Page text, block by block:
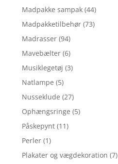
Madpakke sampak (44)
Madpakketilbehør (73)
Madrasser (94)
Mavebælter (6)
Musiklegetøj (3)
Natlampe (5)
Nusseklude (27)
Ophængsringe (5)
Påskepynt (11)
Perler (1)
Plakater og vægdekoration (7)